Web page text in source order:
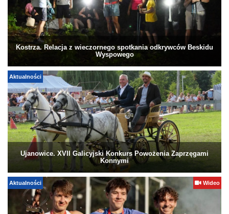
Kostrza. Relacja z wieczornego spotkania odkrywców Beskidu
Wyspowego
Aktualności
Ujanowice. XVII Galicyjski Konkurs Powożenia Zaprzęgami
Konnymi
Aktualności Wideo